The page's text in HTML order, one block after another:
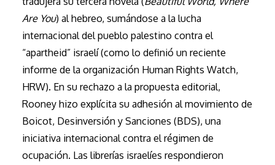
Are You) al hebreo, sumándose a la lucha
internacional del pueblo palestino contra el
“apartheid” israelí (como lo definió un reciente
informe de la organización Human Rights Watch,
HRW). En su rechazo a la propuesta editorial,
Rooney hizo explícita su adhesión al movimiento de
Boicot, Desinversión y Sanciones (BDS), una
iniciativa internacional contra el régimen de
ocupación. Las librerías israelíes respondieron